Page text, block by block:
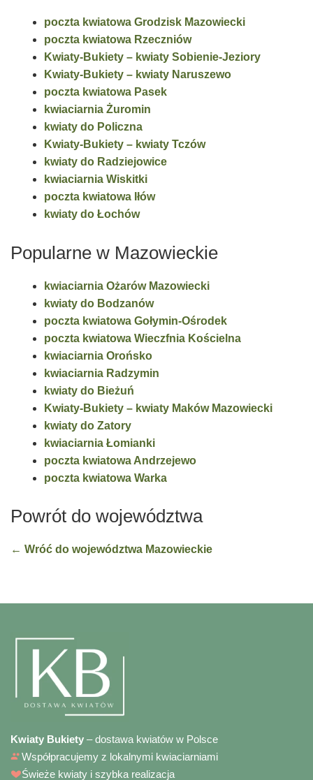
poczta kwiatowa Grodzisk Mazowiecki
poczta kwiatowa Rzeczniów
Kwiaty-Bukiety – kwiaty Sobienie-Jeziory
Kwiaty-Bukiety – kwiaty Naruszewo
poczta kwiatowa Pasek
kwiaciarnia Żuromin
kwiaty do Policzna
Kwiaty-Bukiety – kwiaty Tczów
kwiaty do Radziejowice
kwiaciarnia Wiskitki
poczta kwiatowa Iłów
kwiaty do Łochów
Popularne w Mazowieckie
kwiaciarnia Ożarów Mazowiecki
kwiaty do Bodzanów
poczta kwiatowa Gołymin-Ośrodek
poczta kwiatowa Wieczfnia Kościelna
kwiaciarnia Orońsko
kwiaciarnia Radzymin
kwiaty do Bieżuń
Kwiaty-Bukiety – kwiaty Maków Mazowiecki
kwiaty do Zatory
kwiaciarnia Łomianki
poczta kwiatowa Andrzejewo
poczta kwiatowa Warka
Powrót do województwa
← Wróć do województwa Mazowieckie
Kwiaty Bukiety – dostawa kwiatów w Polsce
Współpracujemy z lokalnymi kwiaciarniami
Świeże kwiaty i szybka realizacja